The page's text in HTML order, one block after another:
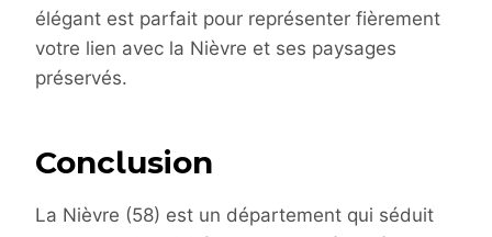
élégant est parfait pour représenter fièrement
votre lien avec la Nièvre et ses paysages
préservés.
Conclusion
La Nièvre (58) est un département qui séduit